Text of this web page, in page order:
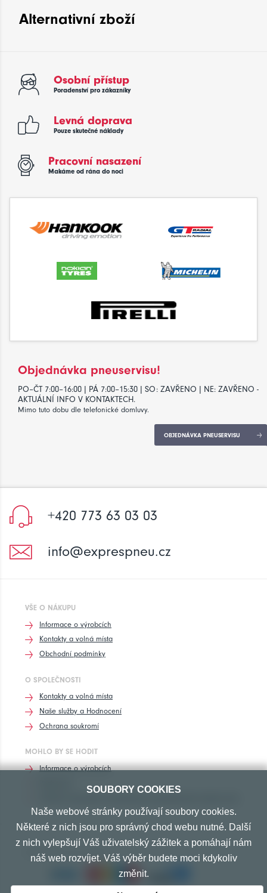
Alternativní zboží
Osobní přístup
Poradenství pro zákazníky
Levná doprava
Pouze skutečné náklady
Pracovní nasazení
Makáme od rána do noci
Objednávka pneuservisu!
PO–ČT 7:00–16:00 | PÁ 7:00–15:30 | SO: ZAVŘENO | NE: ZAVŘENO -
AKTUÁLNÍ INFO V KONTAKTECH.
Mimo tuto dobu dle telefonické domluvy.
OBJEDNÁVKA PNEUSERVISU
+420 773 63 03 03
info@exprespneu.cz
VŠE O NÁKUPU
Informace o výrobcích
Kontakty a volná místa
Obchodní podmínky
O SPOLEČNOSTI
Kontakty a volná místa
Naše služby a Hodnocení
Ochrana soukromí
MOHLO BY SE HODIT
Informace o výrobcích
PŘIJÍMÁME TYTO PLATBY
SOUBORY COOKIES
Naše webové stránky používají soubory cookies.
Některé z nich jsou pro správný chod webu nutné. Další
z nich vylepšují Váš uživatelský zážitek a pomáhají nám
náš web rozvíjet. Váš výběr budete moci kdykoliv
změnit.